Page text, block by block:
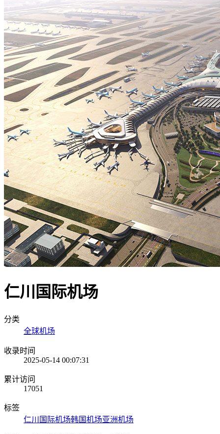
仁川国际机场
分类
全球机场
收录时间
2025-05-14 00:07:31
累计访问
17051
标签
仁川国际机场韩国机场亚洲机场